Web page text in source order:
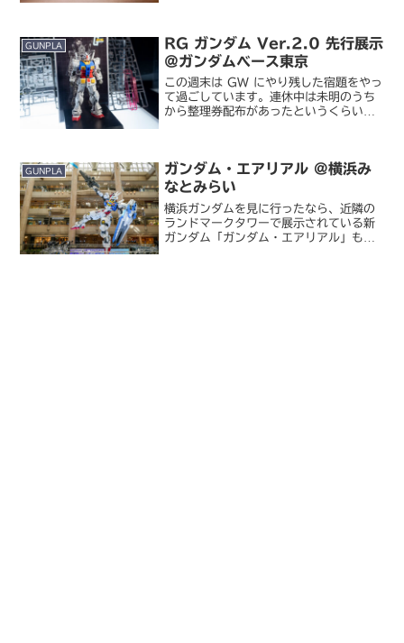
ともに...
GUNPLA
RG ガンダム Ver.2.0 先行展示
＠ガンダムベース東京
この週末は GW にやり残した宿題をやっ
て過ごしています。連休中は未明のうち
から整理券配布があったというくらいで
予...
GUNPLA
ガンダム・エアリアル @横浜み
なとみらい
横浜ガンダムを見に行ったなら、近隣の
ランドマークタワーで展示されている新
ガンダム「ガンダム・エアリアル」も見